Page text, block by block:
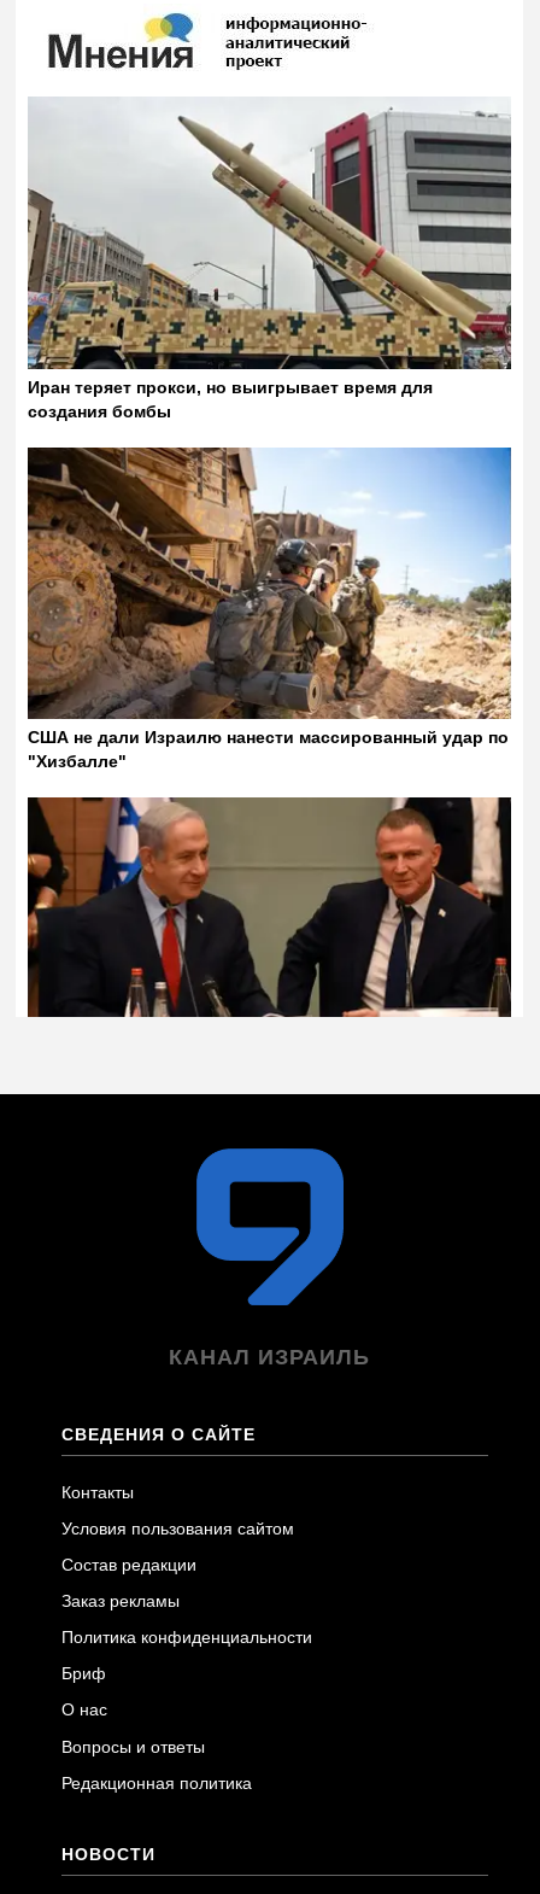
КАНАЛ ИЗРАИЛЬ
СВЕДЕНИЯ О САЙТЕ
Контакты
Условия пользования сайтом
Состав редакции
Заказ рекламы
Политика конфиденциальности
Бриф
О нас
Вопросы и ответы
Редакционная политика
НОВОСТИ